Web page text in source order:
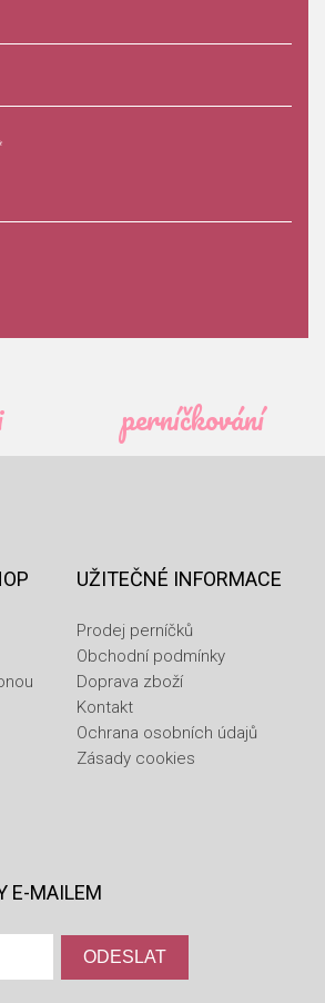
perníčkování
UŽITEČNÉ INFORMACE
Prodej perníčků
Obchodní podmínky
Doprava zboží
Kontakt
Ochrana osobních údajů
Zásady cookies
E-MAILEM